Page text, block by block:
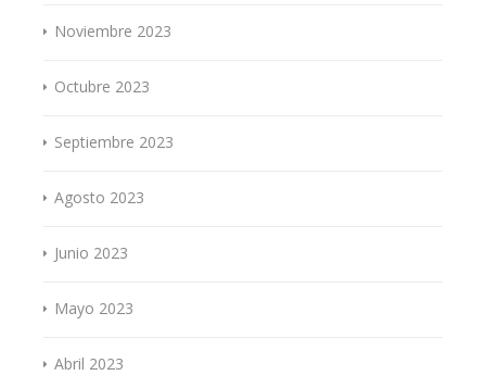
Noviembre 2023
Octubre 2023
Septiembre 2023
Agosto 2023
Junio 2023
Mayo 2023
Abril 2023